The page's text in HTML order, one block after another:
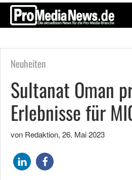
Neuheiten
Sultanat Oman
Erlebnisse für
von Redaktion, 26. Mai 2023